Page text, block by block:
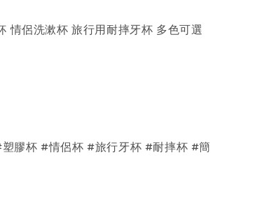
情侶洗漱杯 旅行用耐摔牙杯 多色可選
膠杯 #情侶杯 #旅行牙杯 #耐摔杯 #簡